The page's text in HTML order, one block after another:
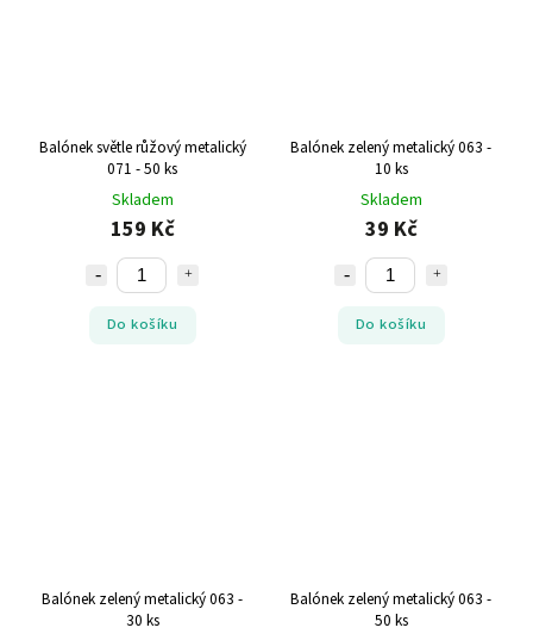
Balónek světle růžový metalický
071 - 50 ks
Skladem
159 Kč
Do košíku
Balónek zelený metalický 063 -
10 ks
Skladem
39 Kč
Do košíku
Balónek zelený metalický 063 -
30 ks
Balónek zelený metalický 063 -
50 ks